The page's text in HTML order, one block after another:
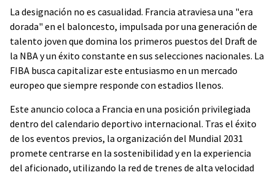
La designación no es casualidad. Francia atraviesa una "era
dorada" en el baloncesto, impulsada por una generación de
talento joven que domina los primeros puestos del Draft de
la NBA y un éxito constante en sus selecciones nacionales. La
FIBA busca capitalizar este entusiasmo en un mercado
europeo que siempre responde con estadios llenos.
Este anuncio coloca a Francia en una posición privilegiada
dentro del calendario deportivo internacional. Tras el éxito
de los eventos previos, la organización del Mundial 2031
promete centrarse en la sostenibilidad y en la experiencia
del aficionado, utilizando la red de trenes de alta velocidad